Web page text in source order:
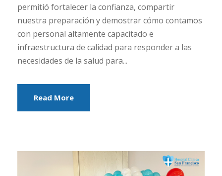
permitió fortalecer la confianza, compartir
nuestra preparación y demostrar cómo contamos
con personal altamente capacitado e
infraestructura de calidad para responder a las
necesidades de la salud para...
Read More